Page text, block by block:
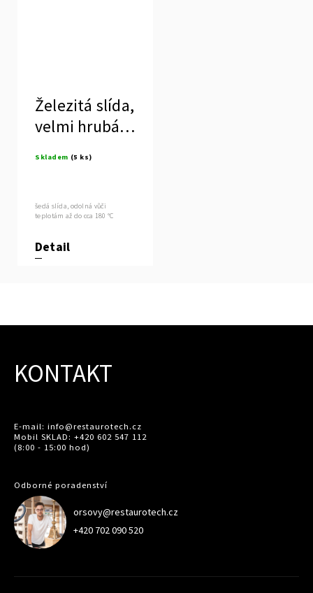
Železitá slída,
velmi hrubá,
Skladem (5 ks)
Detail
šedá slída, odolná vůči
teplotám až do cca 180 °C
KONTAKT
E-mail: info@restaurotech.cz
Mobil SKLAD: +420 602 547 112
(8:00 - 15:00 hod)
Odborné poradenství
orsovy@restaurotech.cz
+420 702 090 520